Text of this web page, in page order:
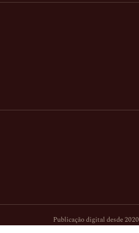
Publicação digital desde 2020